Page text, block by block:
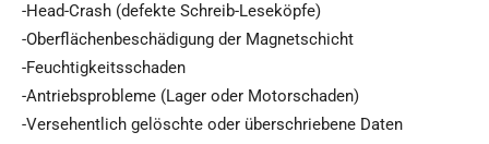
-Head-Crash (defekte Schreib-Leseköpfe)
-Oberflächenbeschädigung der Magnetschicht
-Feuchtigkeitsschaden
-Antriebsprobleme (Lager oder Motorschaden)
-Versehentlich gelöschte oder überschriebene Daten